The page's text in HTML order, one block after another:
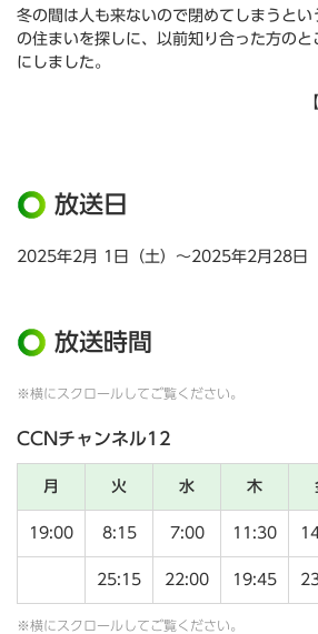
冬の間は人も来ないので閉めてしまうとい
の住まいを探しに、以前知り合った方のと
にしました。
放送日
2025年2月 1日（土）～2025年2月28日（
放送時間
※横にスクロールしてご覧ください。
CCNチャンネル12
月 火 水 木
19:00 8:15 7:00 11:30
25:15 22:00 19:45
※横にスクロールしてご覧ください。